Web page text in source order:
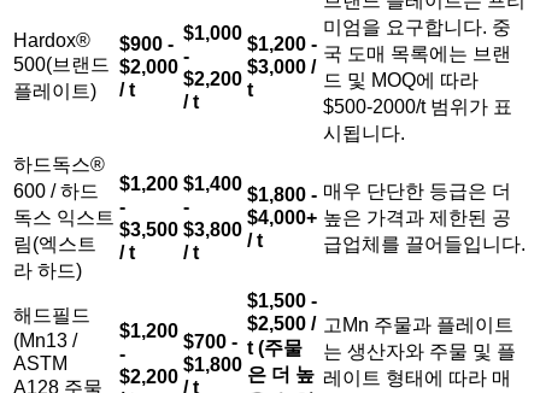
Hardox®
500(브랜드
플레이트)
$900 -
$2,000
/ t
$1,000
-
$2,200
/ t
$1,200 -
$3,000 /
t
미엄을 요구합니다. 중
국 도매 목록에는 브랜
드 및 MOQ에 따라
$500-2000/t 범위가 표
시됩니다.
하드독스®
600 / 하드
독스 익스트
림(엑스트
라 하드)
$1,200
-
$3,500
/ t
$1,400
-
$3,800
/ t
$1,800 -
$4,000+
/ t
매우 단단한 등급은 더
높은 가격과 제한된 공
급업체를 끌어들입니다.
해드필드
(Mn13 /
ASTM
A128 주물
$1,200
-
$2,200
$700 -
$1,800
/ t
$1,500 -
$2,500 /
t (주물
은 더 높
고Mn 주물과 플레이트
는 생산자와 주물 및 플
레이트 형태에 따라 매